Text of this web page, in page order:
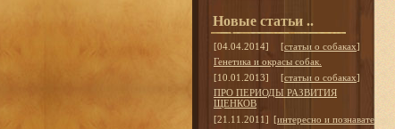
Новые статьи ..
[04.04.2014] [статьи о собаках]
Генетика и окрасы собак.
[10.01.2013]
[статьи о собаках]
ПРО ПЕРИОДЫ РАЗВИТИЯ
ЩЕНКОВ
[21.11.2011] [интересно и познавательно